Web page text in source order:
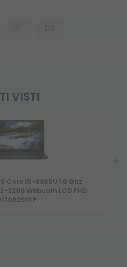
VISTI
Core I5-8365U 1.6 Ghz
2280 Webcam LCD FHD